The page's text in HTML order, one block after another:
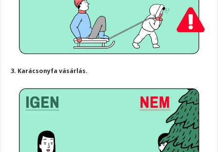
3. Karácsonyfa vásárlás.